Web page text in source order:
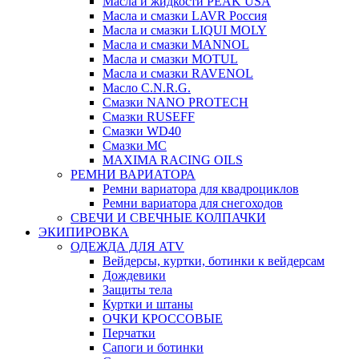
Масла и смазки LAVR Россия
Масла и смазки LIQUI MOLY
Масла и смазки MANNOL
Масла и смазки MOTUL
Масла и смазки RAVENOL
Масло C.N.R.G.
Смазки NANO PROTECH
Смазки RUSEFF
Смазки WD40
Смазки МС
MAXIMA RACING OILS
РЕМНИ ВАРИАТОРА
Ремни вариатора для квадроциклов
Ремни вариатора для снегоходов
СВЕЧИ И СВЕЧНЫЕ КОЛПАЧКИ
ЭКИПИРОВКА
ОДЕЖДА ДЛЯ ATV
Вейдерсы, куртки, ботинки к вейдерсам
Дождевики
Защиты тела
Куртки и штаны
ОЧКИ КРОССОВЫЕ
Перчатки
Сапоги и ботинки